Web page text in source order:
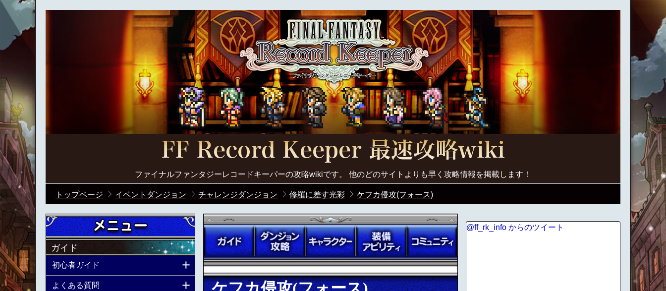
ファイナルファンタジーレコードキーパーの攻略wikiです。 他のどのサイトよりも早く攻略情報を掲載します！
トップページ イベントダンジョン チャレンジダンジョン 修羅に差す光彩 ケフカ侵攻(フォース)
ガイド
初心者ガイド
よくある質問
@ff_rk_info からのツイート